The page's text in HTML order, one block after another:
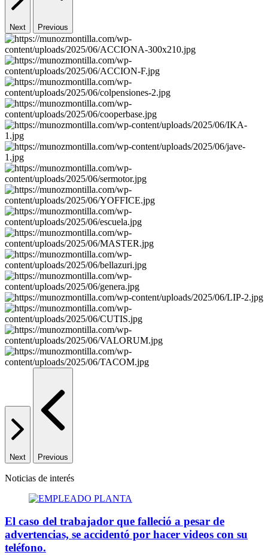
Next Previous
Next Previous
Noticias de interés
El caso del trabajador que falleció a pesar de
advertencias, se accidentó por hacer videos con su
teléfono.